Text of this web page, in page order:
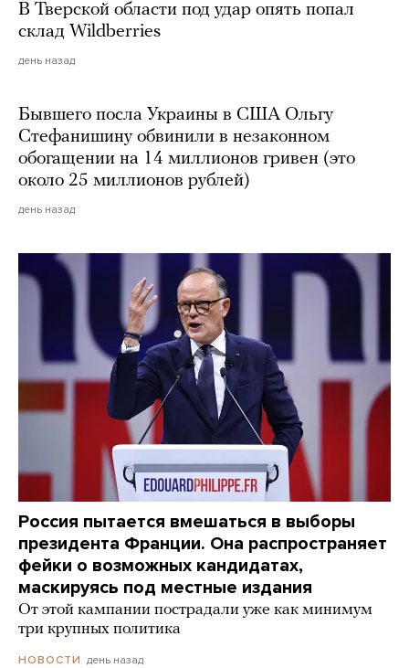
В Тверской области под удар опять попал
склад Wildberries
день назад
Бывшего посла Украины в США Ольгу
Стефанишину обвинили в незаконном
обогащении на 14 миллионов гривен (это
около 25 миллионов рублей)
день назад
Россия пытается вмешаться в выборы
президента Франции. Она распространяет
фейки о возможных кандидатах,
маскируясь под местные издания
От этой кампании пострадали уже как минимум
три крупных политика
НОВОСТИ день назад